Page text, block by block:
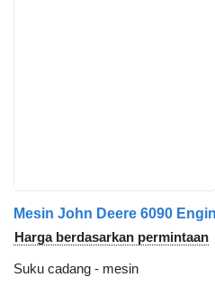
Harga berdasarkan permintaan
Suku cadang - mesin